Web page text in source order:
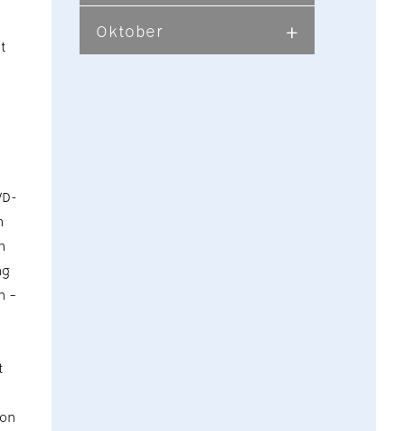
–
Oktober